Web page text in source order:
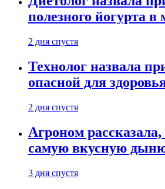
полезного йогурта в
2 дня спустя
Технолог назвала
опасной для
2 дня спустя
Агроном
самую вкусную
3 дня спустя